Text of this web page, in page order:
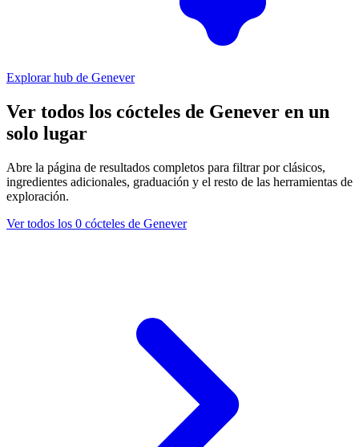
Explorar hub de Genever
Ver todos los cócteles de Genever en un
solo lugar
Abre la página de resultados completos para filtrar por clásicos,
ingredientes adicionales, graduación y el resto de las herramientas de
exploración.
Ver todos los 0 cócteles de Genever